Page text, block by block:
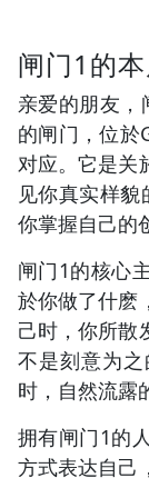
闸门1的
亲爱的朋友，
的闸门，位於
对应。它是关
见你真实样
你掌握自己的
闸门1的核心
於你做了什
己时，你所散
不是刻意为
时，自然流露
拥有闸门1的
方式表达自己